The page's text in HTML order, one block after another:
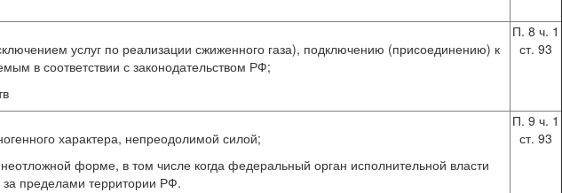
услуг по реализации сжиженного газа), подключению (присоединению) к
в соответствии с законодательством РФ;
П. 8 ч. 1
ст. 93
характера, непреодолимой силой;
форме, в том числе когда федеральный орган исполнительной власти
за пределами территории РФ.
П. 9 ч. 1
ст. 93